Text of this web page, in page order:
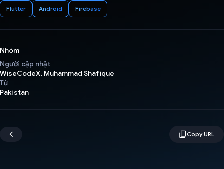
Flutter Android Firebase
Nhóm
Người cập nhật
WiseCodeX, Muhammad Shafique
Từ
Pakistan